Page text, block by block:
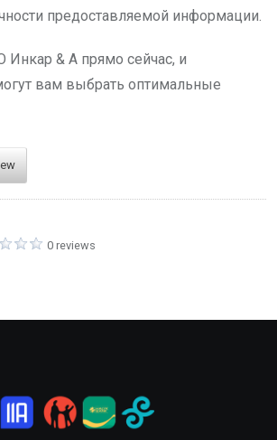
предоставляемой информации.
& A прямо сейчас, и
вам выбрать оптимальные
0 reviews